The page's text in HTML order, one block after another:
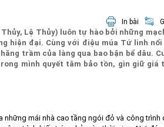
In bài
Lệ Thủy) luôn tự hào bởi những
hiện đại. Cùng với điệu múa Tứ linh nổi
trầm của làng qua bao bận bể dâu.
mình quyết tâm bảo tồn, gìn giữ
mái nhà cao tầng ngói đỏ và công trình